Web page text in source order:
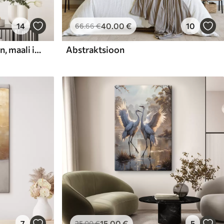
14
Abstraktne kompositsioon, maali imitatsioon
66.66€40.00€ 10
Abstraktsioon